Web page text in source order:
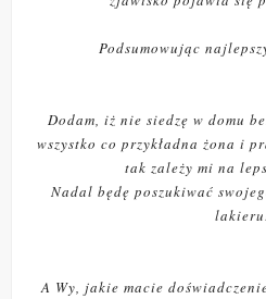
Podsumowując
Dodam, iż nie siedzę w domu
wszystko co przykładna żona i
tak zależy mi na
Nadal będę poszukiwać
A Wy, jakie macie